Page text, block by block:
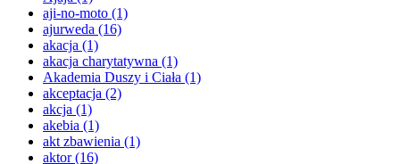
aji-no-moto (1)
ajurweda (16)
akacja (1)
akacja charytatywna (1)
Akademia Duszy i Ciała (1)
akceptacja (2)
akcja (1)
akebia (1)
akt zbawienia (1)
aktor(16)